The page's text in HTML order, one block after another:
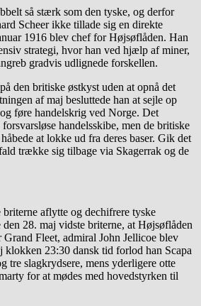
så stærk som den tyske, og derfor
Scheer ikke tillade sig en direkte
1916 blev chef for Højsøflåden. Han
strategi, hvor han ved hjælp af miner,
gradvis udlignede forskellen.
den britiske østkyst uden at opnå det
af maj besluttede han at sejle op
føre handelskrig ved Norge. Det
handelsskibe, men de britiske
at lokke ud fra deres baser. Gik det
trække sig tilbage via Skagerrak og de
aflytte og dechifrere tyske
den 28. maj vidste briterne, at Højsøflåden
Fleet, admiral John Jellicoe blev
klokken 23:30 dansk tid forlod han Scapa
tre slagkrydsere, mens yderligere otte
for at mødes med hovedstyrken til